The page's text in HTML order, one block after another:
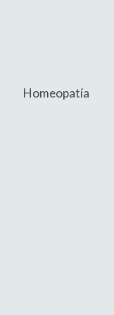
Homeopatía